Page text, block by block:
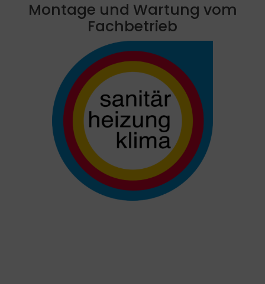
Montage und Wartung vom
Fachbetrieb